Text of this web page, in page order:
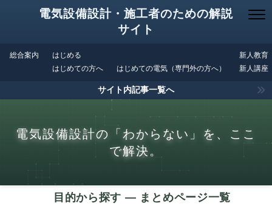
電気設備設計・施工者のための解説
サイト
総合案内
はじめる
はじめての方へ
はじめての電気（専門外の方へ）
新人教育
新人講座
サイト内記事一覧へ
電気設備設計の「わからない」を、ここ
で解決。